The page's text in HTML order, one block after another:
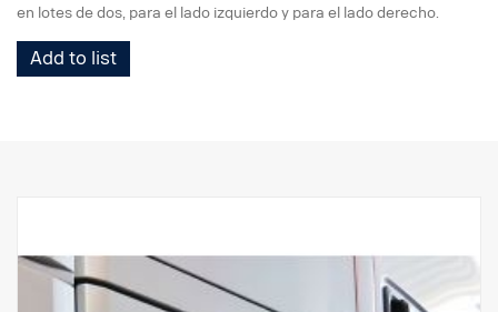
en lotes de dos, para el lado izquierdo y para el lado derecho.
Add to list